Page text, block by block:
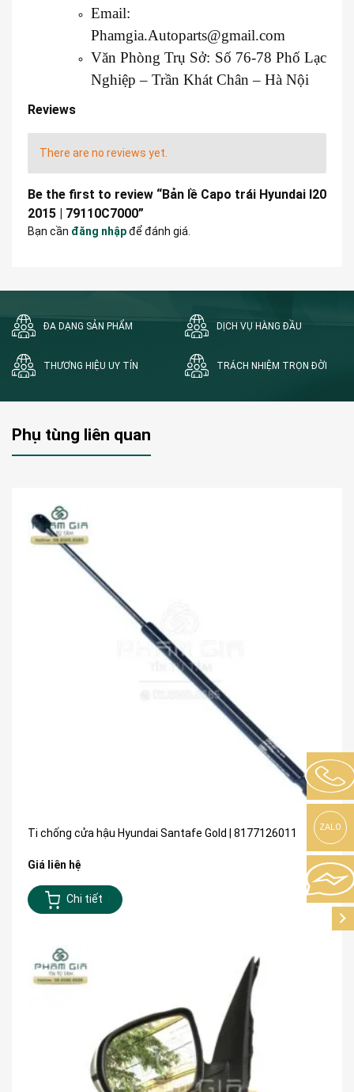
Email:
Phamgia.Autoparts@gmail.com
Văn Phòng Trụ Sở: Số 76-78 Phố Lạc
Nghiệp – Trần Khát Chân – Hà Nội
Reviews
There are no reviews yet.
Be the first to review “Bản lề Capo trái Hyundai I20
2015 | 79110C7000”
Bạn cần đăng nhậpđể đánh giá.
ĐA DẠNG SẢN PHẨM DỊCH VỤ HÀNG ĐẦU
THƯƠNG HIỆU UY TÍN TRÁCH NHIỆM TRỌN ĐỜI
Phụ tùng liên quan
Ti chống cửa hậu Hyundai Santafe Gold | 8177126011
Giá liên hệ
Chi tiết
ZALO